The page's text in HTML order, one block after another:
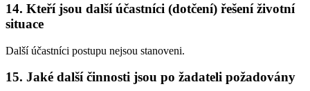
14. Kteří jsou další účastníci (dotčení) řešení životní
situace
Další účastníci postupu nejsou stanoveni.
15. Jaké další činnosti jsou po žadateli požadovány